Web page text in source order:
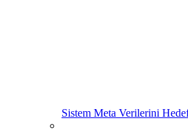
Sistem Meta Verilerini